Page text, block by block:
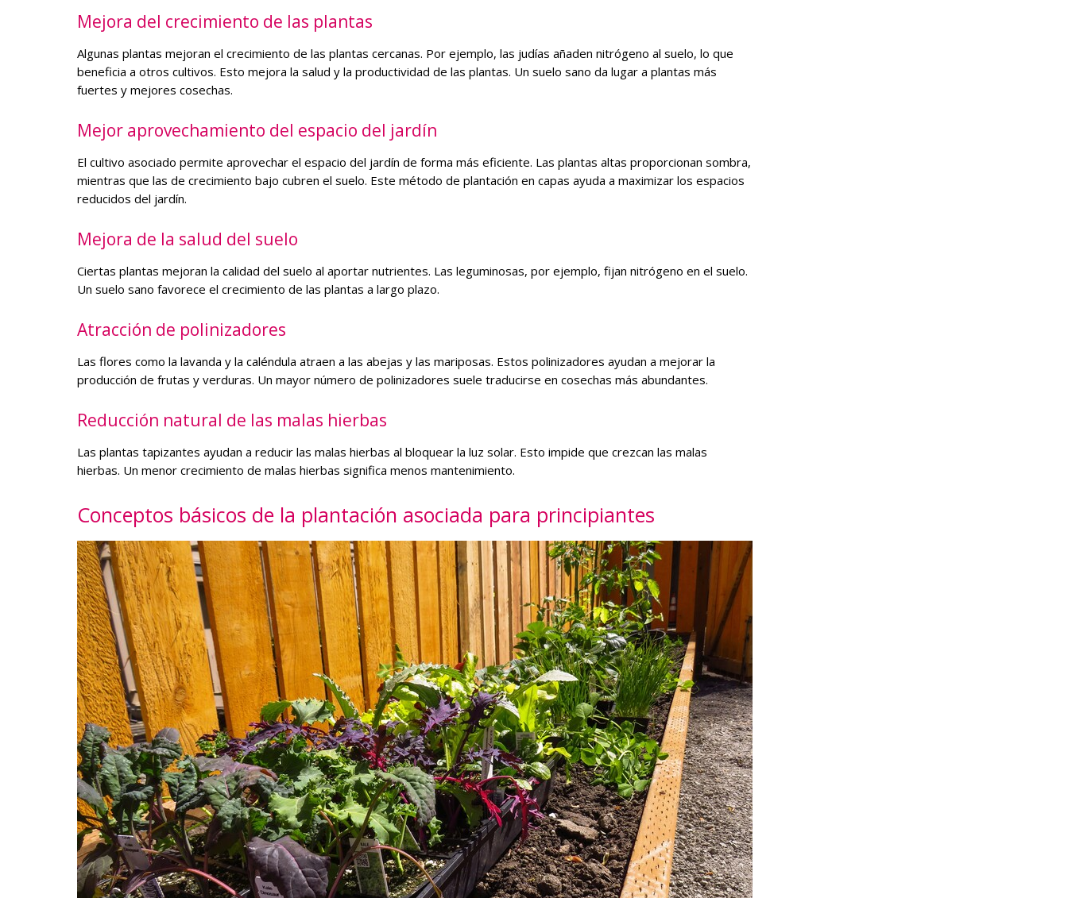
Mejora del crecimiento de las plantas
Algunas plantas mejoran el crecimiento de las plantas cercanas. Por ejemplo, las judías añaden nitrógeno al suelo, lo que
beneficia a otros cultivos. Esto mejora la salud y la productividad de las plantas. Un suelo sano da lugar a plantas más
fuertes y mejores cosechas.
Mejor aprovechamiento del espacio del jardín
El cultivo asociado permite aprovechar el espacio del jardín de forma más eficiente. Las plantas altas proporcionan sombra,
mientras que las de crecimiento bajo cubren el suelo. Este método de plantación en capas ayuda a maximizar los espacios
reducidos del jardín.
Mejora de la salud del suelo
Ciertas plantas mejoran la calidad del suelo al aportar nutrientes. Las leguminosas, por ejemplo, fijan nitrógeno en el suelo.
Un suelo sano favorece el crecimiento de las plantas a largo plazo.
Atracción de polinizadores
Las flores como la lavanda y la caléndula atraen a las abejas y las mariposas. Estos polinizadores ayudan a mejorar la
producción de frutas y verduras. Un mayor número de polinizadores suele traducirse en cosechas más abundantes.
Reducción natural de las malas hierbas
Las plantas tapizantes ayudan a reducir las malas hierbas al bloquear la luz solar. Esto impide que crezcan las malas
hierbas. Un menor crecimiento de malas hierbas significa menos mantenimiento.
Conceptos básicos de la plantación asociada para principiantes